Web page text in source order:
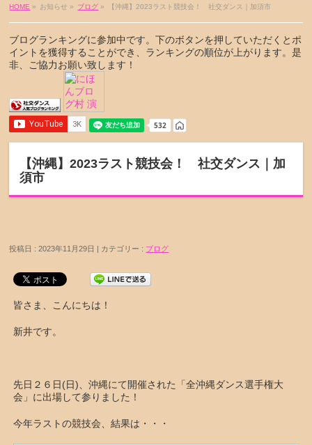
HOME » お知らせ » ブログ » 【沖縄】2023ラスト競技会！ 社交ダンス｜加須市
ブログランキングに参加中です。下のボタンを押していただくとポ
イントを獲得することができ、ランキングの順位が上がります。是
非、ご協力お願い致します！
【沖縄】2023ラスト競技会！ 社交ダンス｜加
須市
投稿日 : 2023年11月29日 | カテゴリー : ブログ
皆さま、こんにちは！
新井です。
先日２６日(日)、沖縄にて開催された「全沖縄ダンス選手権大
会」に出場して参りました！
今年ラストの競技会、結果は・・・